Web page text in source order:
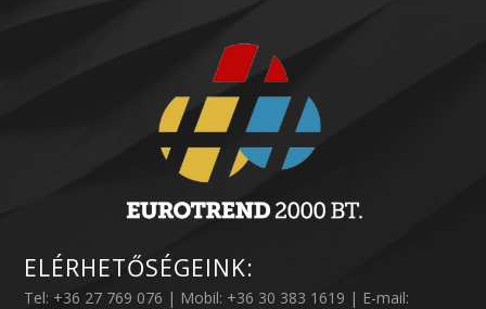
ELÉRHETŐSÉGEINK:
Tel: +36 27 769 076 | Mobil: +36 30 383 1619 | E-mail: